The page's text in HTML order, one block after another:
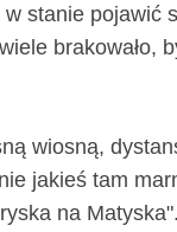
stanie pojawić
brakowało,
wiosną,
jakieś tam
na